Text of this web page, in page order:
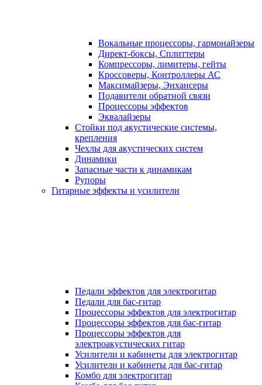
Вокальные процессоры, гармонайзеры
Директ-боксы, Сплиттеры
Компрессоры, лимитеры, гейты
Кроссоверы, Контроллеры АС
Максимайзеры, Энхансеры
Подавители обратной связи
Процессоры эффектов
Эквалайзеры
Стойки под акустические системы,
крепления
Чехлы для акустических систем
Динамики
Запасные части к динамикам
Рупоры
Гитарные эффекты и усилители
Педали эффектов для электрогитар
Педали для бас-гитар
Процессоры эффектов для электрогитар
Процессоры эффектов для бас-гитар
Процессоры эффектов для
электроакустических гитар
Усилители и кабинеты для электрогитар
Усилители и кабинеты для бас-гитар
Комбо для электрогитар